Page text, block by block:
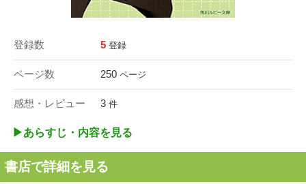
登録数 5 登録
ページ数 250 ページ
感想・レビュー 3 件
▶︎あらすじ・内容を見る
書店で詳細を見る